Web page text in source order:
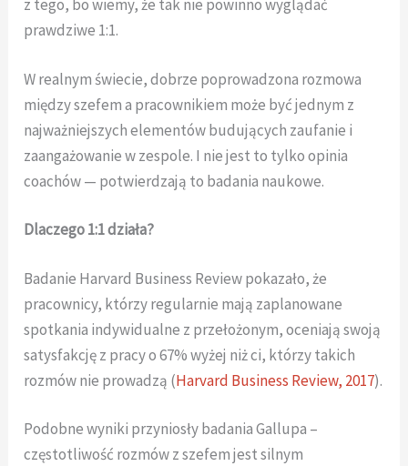
z tego, bo wiemy, że tak nie powinno wyglądać
prawdziwe 1:1.
W realnym świecie, dobrze poprowadzona rozmowa
między szefem a pracownikiem może być jednym z
najważniejszych elementów budujących zaufanie i
zaangażowanie w zespole. I nie jest to tylko opinia
coachów — potwierdzają to badania naukowe.
Dlaczego 1:1 działa?
Badanie Harvard Business Review pokazało, że
pracownicy, którzy regularnie mają zaplanowane
spotkania indywidualne z przełożonym, oceniają swoją
satysfakcję z pracy o 67% wyżej niż ci, którzy takich
rozmów nie prowadzą (Harvard Business Review, 2017).
Podobne wyniki przyniosły badania Gallupa –
częstotliwość rozmów z szefem jest silnym